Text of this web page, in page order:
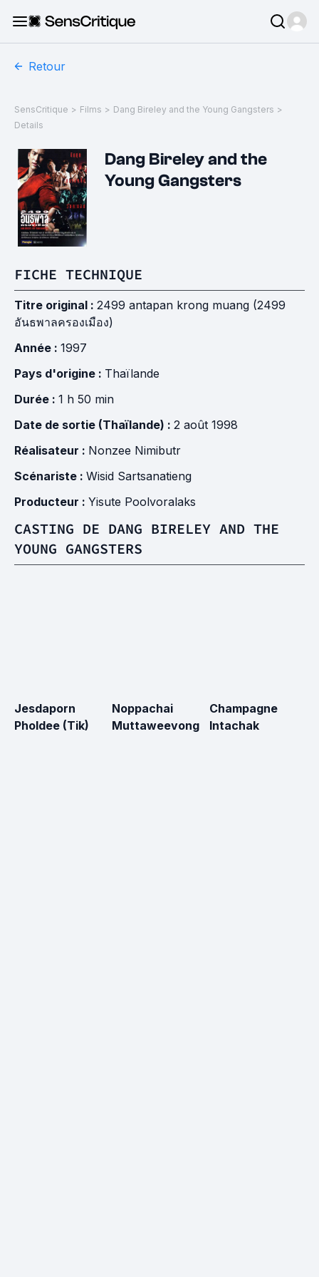
Retour
SensCritique > Films > Dang Bireley and the Young Gangsters >
Details
Dang Bireley and the
Young Gangsters
FICHE TECHNIQUE
Titre original : 2499 antapan krong muang (2499
อันธพาลครองเมือง)
Année : 1997
Pays d'origine : Thaïlande
Durée : 1 h 50 min
Date de sortie (Thaïlande) : 2 août 1998
Réalisateur : Nonzee Nimibutr
Scénariste : Wisid Sartsanatieng
Producteur : Yisute Poolvoralaks
CASTING DE DANG BIRELEY AND THE
YOUNG GANGSTERS
Jesdaporn
Pholdee (Tik)
Noppachai
Muttaweevong
Champagne
Intachak